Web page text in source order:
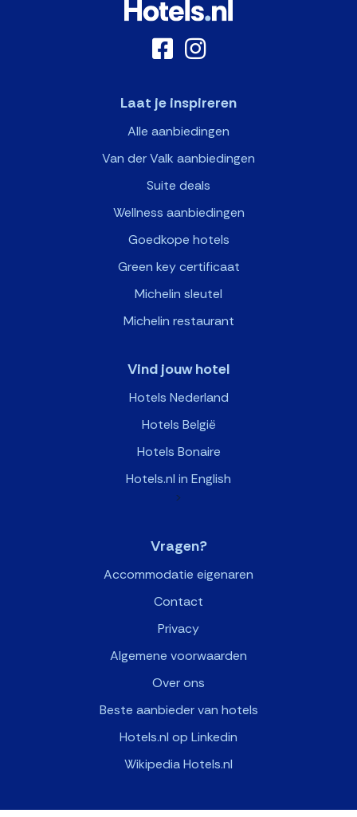
Laat je inspireren
Alle aanbiedingen
Van der Valk aanbiedingen
Suite deals
Wellness aanbiedingen
Goedkope hotels
Green key certificaat
Michelin sleutel
Michelin restaurant
Vind jouw hotel
Hotels Nederland
Hotels België
Hotels Bonaire
Hotels.nl in English
>
Vragen?
Accommodatie eigenaren
Contact
Privacy
Algemene voorwaarden
Over ons
Beste aanbieder van hotels
Hotels.nl op Linkedin
Wikipedia Hotels.nl